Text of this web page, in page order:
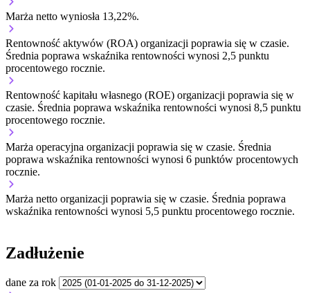
Marża netto wyniosła 13,22%.
Rentowność aktywów (ROA) organizacji poprawia się w czasie.
Średnia poprawa wskaźnika rentowności wynosi 2,5 punktu
procentowego rocznie.
Rentowność kapitału własnego (ROE) organizacji poprawia się w
czasie. Średnia poprawa wskaźnika rentowności wynosi 8,5 punktu
procentowego rocznie.
Marża operacyjna organizacji poprawia się w czasie. Średnia
poprawa wskaźnika rentowności wynosi 6 punktów procentowych
rocznie.
Marża netto organizacji poprawia się w czasie. Średnia poprawa
wskaźnika rentowności wynosi 5,5 punktu procentowego rocznie.
Zadłużenie
dane za rok